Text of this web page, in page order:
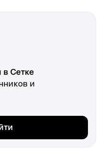
Сетке
и